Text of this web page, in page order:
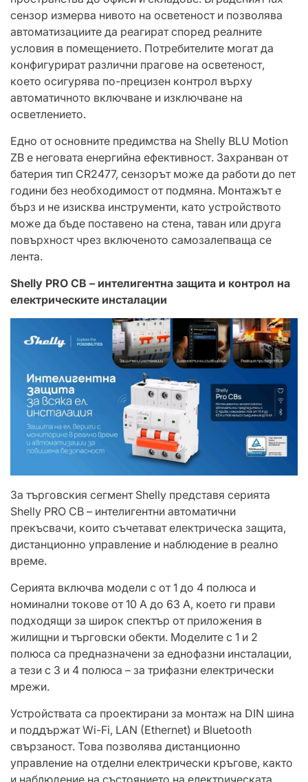
сензор измерва нивото на осветеност и позволява
автоматизациите да реагират според реалните
условия в помещението. Потребителите могат да
конфигурират различни прагове на осветеност,
което осигурява по-прецизен контрол върху
автоматичното включване и изключване на
осветлението.
Едно от основните предимства на Shelly BLU Motion
ZB е неговата енергийна ефективност. Захранван от
батерия тип CR2477, сензорът може да работи до пет
години без необходимост от подмяна. Монтажът е
бърз и не изисква инструменти, като устройството
може да бъде поставено на стена, таван или друга
повърхност чрез включеното самозалепваща се
лента.
Shelly PRO CB – интелигентна защита и контрол на
електрическите инсталации
За търговския сегмент Shelly представя серията
Shelly PRO CB – интелигентни автоматични
прекъсвачи, които съчетават електрическа защита,
дистанционно управление и наблюдение в реално
време.
Серията включва модели с от 1 до 4 полюса и
номинални токове от 10 A до 63 A, което ги прави
подходящи за широк спектър от приложения в
жилищни и търговски обекти. Моделите с 1 и 2
полюса са предназначени за еднофазни инсталации,
а тези с 3 и 4 полюса – за трифазни електрически
мрежи.
Устройствата са проектирани за монтаж на DIN шина
и поддържат Wi-Fi, LAN (Ethernet) и Bluetooth
свързаност. Това позволява дистанционно
управление на отделни електрически кръгове, както